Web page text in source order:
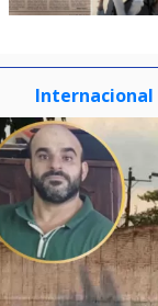
Internacional